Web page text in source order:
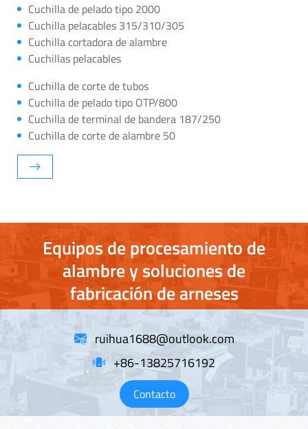
Cuchilla de pelado tipo 2000
Cuchilla pelacables 315/310/305
Cuchilla cortadora de alambre
Cuchillas pelacables
Cuchilla de corte de tubos
Cuchilla de pelado tipo OTP/800
Cuchilla de terminal de bandera 187/250
Cuchilla de corte de alambre 50
Equipos de procesamiento de
alambre y soluciones de
fabricación de arneses
ruihua1688@outlook.com
+86-13825716192
Contacto